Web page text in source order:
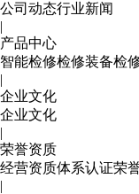
公司动态行业新闻
|
产品中心
智能检修检修装备检
|
企业文化
企业文化
|
荣誉资质
经营资质体系认证荣
|